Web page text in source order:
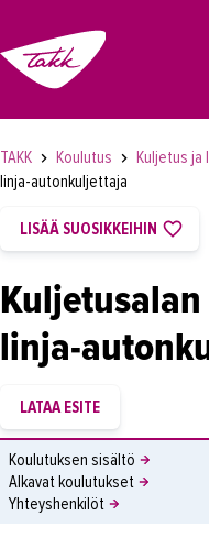
OPISKELIJAKSI
YRITYKSILLE
YHTEYSTIEDOT
IN ENGLISH
TAKK Koulutus Kuljetus ja
linja-autonkuljettaja
LISÄÄ SUOSIKKEIHIN
linja-
Koulutuksen sisältö
Alkavat koulutukset
Yhteyshenkilöt